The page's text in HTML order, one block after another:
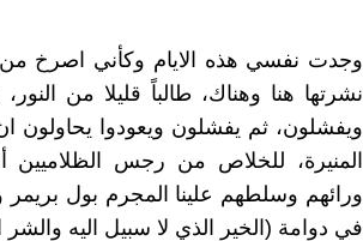
وجدت نفسي هذه الايام وكأني اصرخ من
نشرتها هنا وهناك، طالباً قليلا من
ويفشلون، ثم يفشلون ويعودوا يحاولون ان
المنيرة، للخلاص من رجس الظلاميين
ورائهم وسلطهم علينا المجرم بول بريمر
في دوامة (الخير الذي لا سبيل اليه